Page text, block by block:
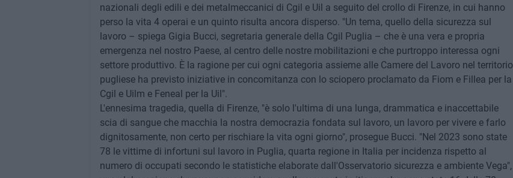
nazionali degli edili e dei metalmeccanici di Cgil e Uil a seguito del crollo di Firenze, in cui hanno
perso la vita 4 operai e un quinto risulta ancora disperso. "Un tema, quello della sicurezza sul
lavoro – spiega Gigia Bucci, segretaria generale della Cgil Puglia – che è una vera e propria
emergenza nel nostro Paese, al centro delle nostre mobilitazioni e che purtroppo interessa ogni
settore produttivo. È la ragione per cui ogni categoria assieme alle Camere del Lavoro nel territorio
pugliese ha previsto iniziative in concomitanza con lo sciopero proclamato da Fiom e Fillea per la
Cgil e Uilm e Feneal per la Uil".
L'ennesima tragedia, quella di Firenze, "è solo l'ultima di una lunga, drammatica e inaccettabile
scia di sangue che macchia la nostra democrazia fondata sul lavoro, un lavoro per vivere e farlo
dignitosamente, non certo per rischiare la vita ogni giorno", prosegue Bucci. "Nel 2023 sono state
78 le vittime di infortuni sul lavoro in Puglia, quarta regione in Italia per incidenza rispetto al
numero di occupati secondo le statistiche elaborate dall'Osservatorio sicurezza e ambiente Vega",